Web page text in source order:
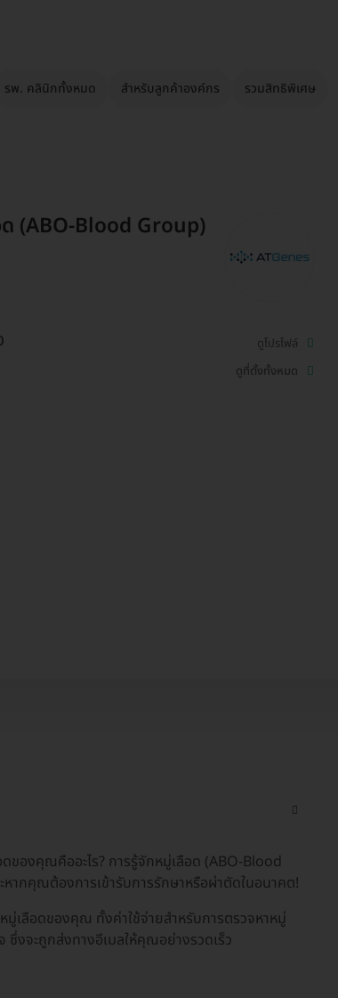
รพ. คลินิกทั้งหมด สำหรับลูกค้าองค์กร รวมสิทธิพิเศษ
(ABO-Blood Group)
ดูโปรไฟล์
ดูที่ตั้งทั้งหมด
ของคุณคืออะไร? การรู้จักหมู่เลือด (ABO-Blood
ากคุณต้องการเข้ารับการรักษาหรือผ่าตัดในอนาคต!
เลือดของคุณ ทั้งค่าใช้จ่ายสำหรับการตรวจหาหมู่
ซึ่งจะถูกส่งทางอีเมลให้คุณอย่างรวดเร็ว